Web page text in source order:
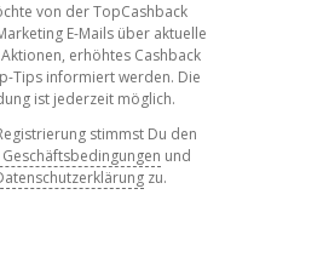
von der TopCashback
E-Mails über aktuelle
erhöhtes Cashback
Tips informiert werden. Die
ist jederzeit möglich.
stimmst Du den
und
zu.